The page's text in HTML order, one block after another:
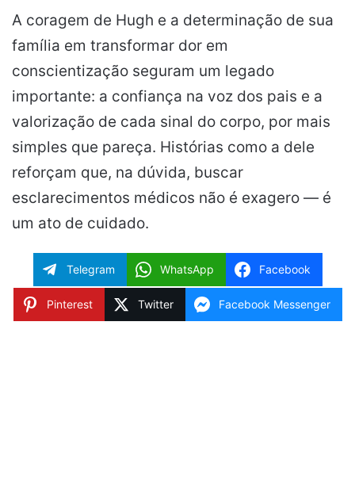
A coragem de Hugh e a determinação de sua
família em transformar dor em
conscientização seguram um legado
importante: a confiança na voz dos pais e a
valorização de cada sinal do corpo, por mais
simples que pareça. Histórias como a dele
reforçam que, na dúvida, buscar
esclarecimentos médicos não é exagero — é
um ato de cuidado.
Telegram WhatsApp Facebook
Pinterest Twitter Facebook Messenger